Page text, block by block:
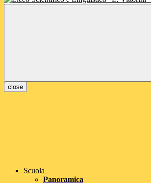
close
Scuola
Panoramica